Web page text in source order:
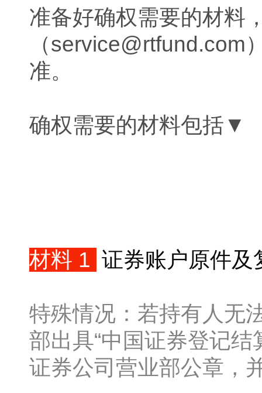
准备好确权需要的材料
（service@rtfund.com
准。
确权需要的材料包括▼
材料 1 证券账户原件及
特殊情况：若持有人无
部出具“中国证券登记结
证券公司营业部公章，